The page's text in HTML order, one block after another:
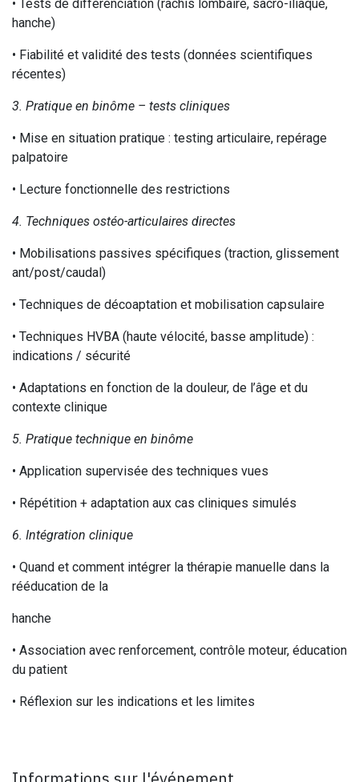
• Tests de différenciation (rachis lombaire, sacro-iliaque,
hanche)
• Fiabilité et validité des tests (données scientifiques
récentes)
3. Pratique en binôme – tests cliniques
• Mise en situation pratique : testing articulaire, repérage
palpatoire
• Lecture fonctionnelle des restrictions
4. Techniques ostéo-articulaires directes
• Mobilisations passives spécifiques (traction, glissement
ant/post/caudal)
• Techniques de décoaptation et mobilisation capsulaire
• Techniques HVBA (haute vélocité, basse amplitude) :
indications / sécurité
• Adaptations en fonction de la douleur, de l’âge et du
contexte clinique
5. Pratique technique en binôme
• Application supervisée des techniques vues
• Répétition + adaptation aux cas cliniques simulés
6. Intégration clinique
• Quand et comment intégrer la thérapie manuelle dans la
rééducation de la
hanche
• Association avec renforcement, contrôle moteur, éducation
du patient
• Réflexion sur les indications et les limites